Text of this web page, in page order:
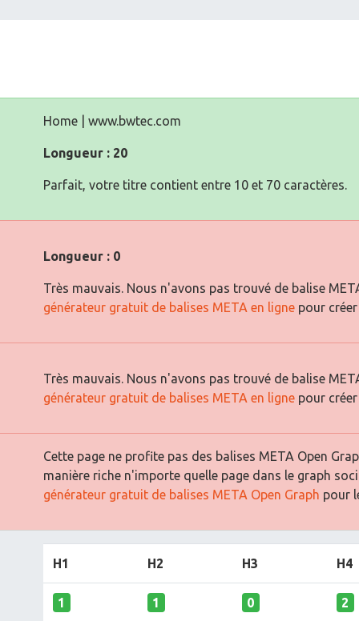
Home | www.bwtec.com
Longueur : 20
Parfait, votre titre contient entre 10 et 70 caractères.
Longueur : 0
Très mauvais. Nous n'avons pas trouvé de balise
générateur gratuit de balises META en ligne pour
Très mauvais. Nous n'avons pas trouvé de balise
générateur gratuit de balises META en ligne pour
Cette page ne profite pas des balises META Open
manière riche n'importe quelle page dans le graph
générateur gratuit de balises META Open Graph pour
H1 H2 H3 H4
1 1 0 2